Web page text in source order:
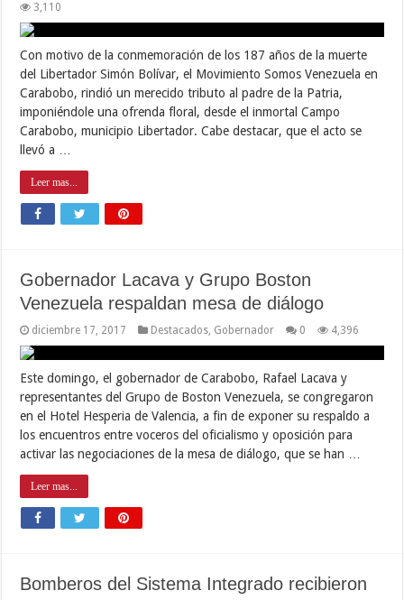
3,110
Con motivo de la conmemoración de los 187 años de la muerte
del Libertador Simón Bolívar, el Movimiento Somos Venezuela en
Carabobo, rindió un merecido tributo al padre de la Patria,
imponiéndole una ofrenda floral, desde el inmortal Campo
Carabobo, municipio Libertador. Cabe destacar, que el acto se
llevó a …
Leer mas...
Gobernador Lacava y Grupo Boston
Venezuela respaldan mesa de diálogo
diciembre 17, 2017 Destacados Gobernador 0 4,396
Este domingo, el gobernador de Carabobo, Rafael Lacava y
representantes del Grupo de Boston Venezuela, se congregaron
en el Hotel Hesperia de Valencia, a fin de exponer su respaldo a
los encuentros entre voceros del oficialismo y oposición para
activar las negociaciones de la mesa de diálogo, que se han …
Leer mas...
Bomberos del Sistema Integrado recibieron